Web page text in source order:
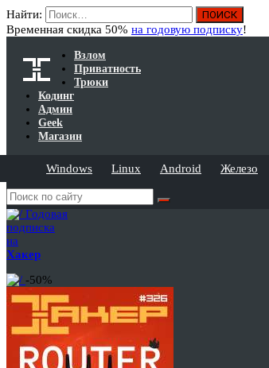
Найти:
Временная скидка 50% на годовую подписку!
Взлом
Приватность
Трюки
Кодинг
Админ
Geek
Магазин
Windows Linux Android Железо
Годовая
подписка
на
Хакер
-50%